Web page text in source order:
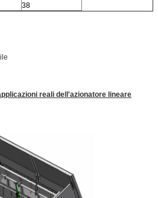
38
reali dell'azionatore lineare